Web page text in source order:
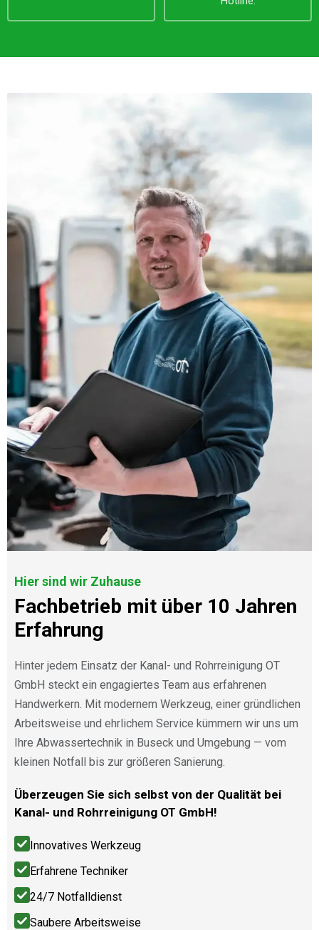
Hier sind wir Zuhause
Fachbetrieb mit über 10 Jahren
Erfahrung
Hinter jedem Einsatz der Kanal- und Rohrreinigung OT
GmbH steckt ein engagiertes Team aus erfahrenen
Handwerkern. Mit modernem Werkzeug, einer gründlichen
Arbeitsweise und ehrlichem Service kümmern wir uns um
Ihre Abwassertechnik in Buseck und Umgebung — vom
kleinen Notfall bis zur größeren Sanierung.
Überzeugen Sie sich selbst von der Qualität bei
Kanal- und Rohrreinigung OT GmbH!
Innovatives Werkzeug
Erfahrene Techniker
24/7 Notfalldienst
Saubere Arbeitsweise